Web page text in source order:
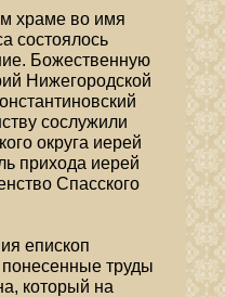
храме во имя
состоялось
Божественную
Нижегородской
сослужили
округа иерей
прихода иерей
Спасского
епископ
труды
который на